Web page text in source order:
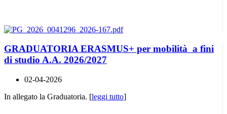
GRADUATORIA ERASMUS+ per mobilità a fini
di studio A.A. 2026/2027
02-04-2026
In allegato la Graduatoria. [leggi tutto]